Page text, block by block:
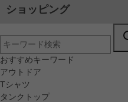
ショッピング
おすすめキーワード
アウトドア
Tシャツ
タンクトップ